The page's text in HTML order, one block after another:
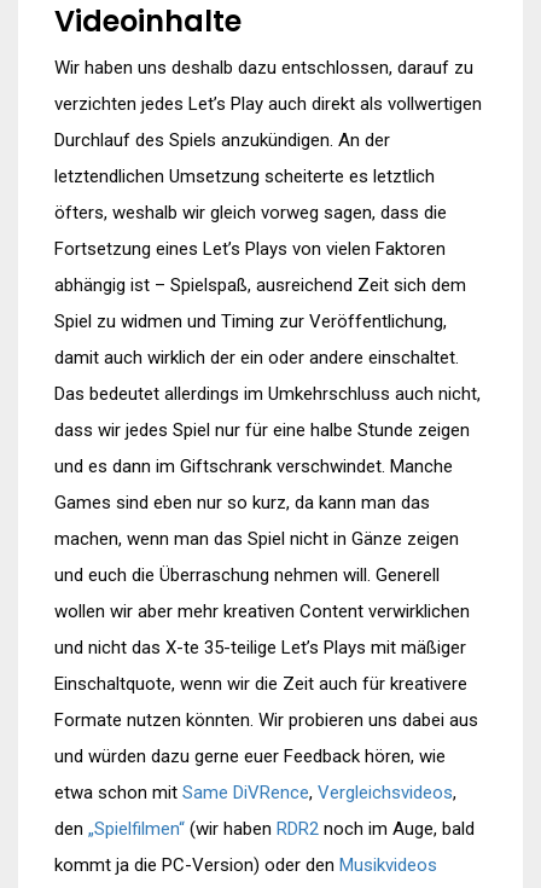
Videoinhalte
Wir haben uns deshalb dazu entschlossen, darauf zu
verzichten jedes Let’s Play auch direkt als vollwertigen
Durchlauf des Spiels anzukündigen. An der
letztendlichen Umsetzung scheiterte es letztlich
öfters, weshalb wir gleich vorweg sagen, dass die
Fortsetzung eines Let’s Plays von vielen Faktoren
abhängig ist – Spielspaß, ausreichend Zeit sich dem
Spiel zu widmen und Timing zur Veröffentlichung,
damit auch wirklich der ein oder andere einschaltet.
Das bedeutet allerdings im Umkehrschluss auch nicht,
dass wir jedes Spiel nur für eine halbe Stunde zeigen
und es dann im Giftschrank verschwindet. Manche
Games sind eben nur so kurz, da kann man das
machen, wenn man das Spiel nicht in Gänze zeigen
und euch die Überraschung nehmen will. Generell
wollen wir aber mehr kreativen Content verwirklichen
und nicht das X-te 35-teilige Let’s Plays mit mäßiger
Einschaltquote, wenn wir die Zeit auch für kreativere
Formate nutzen könnten. Wir probieren uns dabei aus
und würden dazu gerne euer Feedback hören, wie
etwa schon mit Same DiVRence, Vergleichsvideos,
den „Spielfilmen“ (wir haben RDR2 noch im Auge, bald
kommt ja die PC-Version) oder den Musikvideos